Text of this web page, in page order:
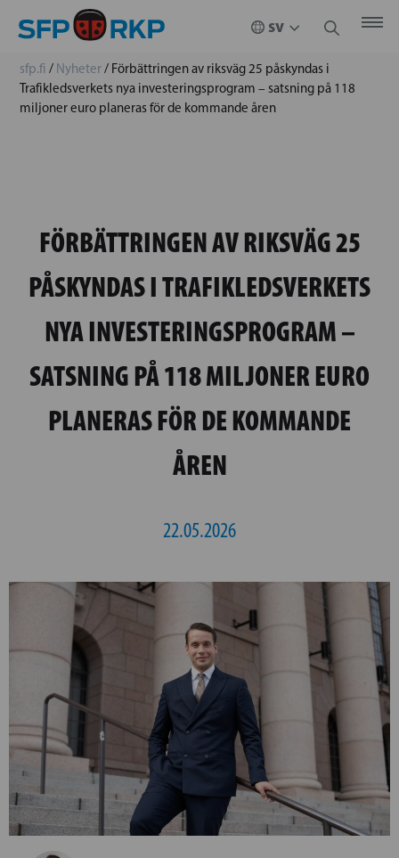
sfp.fi / Nyheter/ Förbättringen av riksväg 25 påskyndas i
Trafikledsverkets nya investeringsprogram – satsning på 118
miljoner euro planeras för de kommande åren
FÖRBÄTTRINGEN AV RIKSVÄG 25
PÅSKYNDAS I TRAFIKLEDSVERKETS
NYA INVESTERINGSPROGRAM –
SATSNING PÅ 118 MILJONER EURO
PLANERAS FÖR DE KOMMANDE
ÅREN
22.05.2026